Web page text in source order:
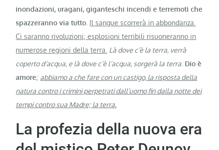
inondazioni, uragani, giganteschi incendi e terremoti che
spazzeranno via tutto Il sangue scorrerà in abbondanza.
Ci saranno rivoluzioni; esplosioni terribili risuoneranno in
numerose regioni della terra. Là dove c’è la terra, verrà
coperto d’acqua, e là dove c’è l’acqua, sorgerà la terra Dio è
amore; abbiamo a che fare con un castigo, la risposta della
natura contro i crimini perpetrati dall’uomo fin dalla notte dei
tempi contro sua Madre; la terra.
La profezia della nuova era